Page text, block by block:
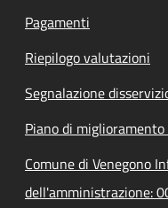
Pagamenti
Riepilogo valutazioni
Segnalazione
Piano di
Comune di Venegono
dell'amministrazione: